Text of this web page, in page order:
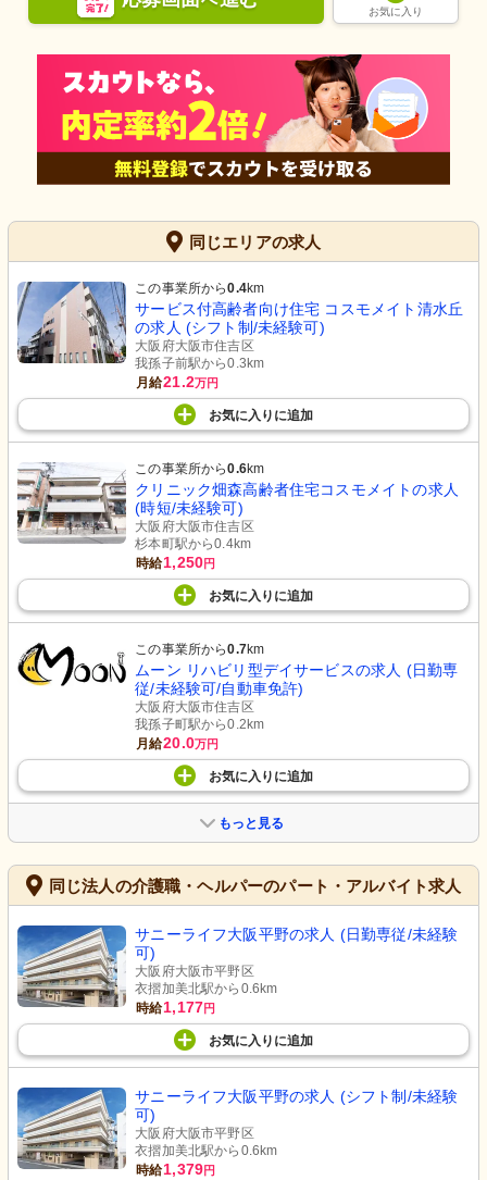
お気に入り
同じエリアの求人
この事業所から0.4km
サービス付高齢者向け住宅 コスモメイト清水丘
の求人 (シフト制/未経験可)
大阪府大阪市住吉区
我孫子前駅から0.3km
月給21.2万円
お気に入り に追加
この事業所から0.6km
クリニック畑森高齢者住宅コスモメイトの求人
(時短/未経験可)
大阪府大阪市住吉区
杉本町駅から0.4km
時給1,250円
お気に入り に追加
この事業所から0.7km
ムーン リハビリ型デイサービスの求人 (日勤専
従/未経験可/自動車免許)
大阪府大阪市住吉区
我孫子町駅から0.2km
月給20.0万円
お気に入り に追加
もっと見る
同じ法人の介護職・ヘルパーのパート・アルバイト求人
サニーライフ大阪平野の求人 (日勤専従/未経験
可)
大阪府大阪市平野区
衣摺加美北駅から0.6km
時給1,177円
お気に入り に追加
サニーライフ大阪平野の求人 (シフト制/未経験
可)
大阪府大阪市平野区
衣摺加美北駅から0.6km
時給1,379円